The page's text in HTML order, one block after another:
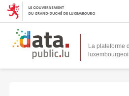
La plateforme